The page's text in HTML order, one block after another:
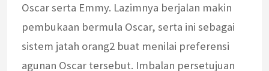
Oscar serta Emmy. Lazimnya berjalan makin
pembukaan bermula Oscar, serta ini sebagai
sistem jatah orang2 buat menilai preferensi
agunan Oscar tersebut. Imbalan persetujuan